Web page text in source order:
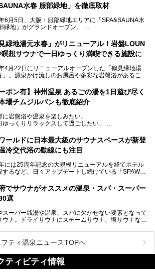
水春 服部緑地」を徹底取材
6月5日、大阪・服部緑地エリアに「SPA&SAUNA水
緑地」がグランドオープン。
計画から約5年の時を経て誕生した本施設は、温泉・
・岩盤浴・フィットネス・ラウンジ・レストランなど
した、これまでの“水春”のイメージをさらに進化させ
オープン前の内覧会に参加し、館内のこだわりポイン
ー注目の3種のサウナや160cmの深水風呂、没入感の
盤浴エリア、日本最大の台数を誇る最新AIフィットネ
ンなど、見どころ満載の館内を詳しくご紹介します。
見緑地湯元水春」がリニューアル！岩盤LOUN
瞑想サウナで一日ゆっくり満喫できる施設に
4月22日にリニューアルオープンした「鶴見緑地湯
」。源泉かけ流しのお風呂や多彩な岩盤浴があること
日中くつろげる場所”としてパワーアップしています。
リニューアルでは、新たに登場した瞑想サウナをはじ
ろが盛りだくさん。日常の疲れを癒やしたい方はもち
休日にゆったり過ごしたい方にもぴったりの内容とな
では、そんなリニューアル後の注目ポイントを詳しく
ます。これから「鶴見緑地湯元水春」に訪れる方や、
ーポン有】神州温泉 あるごの湯を1日遊び尽く
場チムジルバンも徹底紹介
に岩盤浴や温泉を楽しみたい」
ゆっくりリラックスして過ごしたい」
きる「神州温泉 あるごの湯」です。
の湯は、大阪府豊中市にある日帰り温浴施設で、阪急
ルバン（岩盤浴）を中心に、発汗・リラックス・漫画
まで満喫できる長時間滞在型の施設なので、一日中ゆ
ある熱波パフォーマンスも毎日行われており、“とと
験をしっかり楽しめるのもポイントです。
ウリングといった遊び場もあり、友人同士やカップル
+癒し”の一日を過ごすのにもぴったり。
たるまで魅力をたっぷり堪能してきたので、その全容
ールドに日本最大級のサウナスペースが新登
冷交代浴の動線にも注目
には25周年記念の大規模リニューアルを経てホテル
するなど、日々アップデートし続けている「SPAWO
スパワールドが2025年11月15日（土）に、新たな浴
本最大級140人収容の大規模サウナを携えてリニュー
ープン！浴室である4F・6Fそれぞれにリニューアル
リニューアルの全容を確認すべく、リニューアルプレ
ンイベントに行ってきました！今回はそのリニューア
でサウナがオススメの温泉・スパ・スーパー
選
スーパー銭湯や温泉、スパに欠かせない要素となって
ウナ。ドライサウナにスチームサウナ、塩サウナな
、ロウリュウなど、心ゆくまで楽しむためのサービス
した施設も多くみられます。
そんなサウナにこだわった、大阪府内のオススメ温
湯・スパを30件紹介したいと思います！
フティ温泉ニュースTOPへ
ティビティ情報